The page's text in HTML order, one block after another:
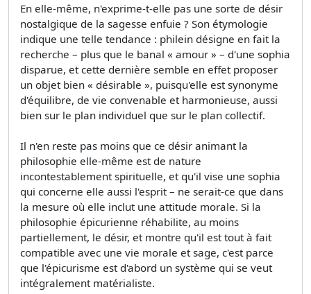
En elle-même, n'exprime-t-elle pas une sorte de désir
nostalgique de la sagesse enfuie ? Son étymologie
indique une telle tendance : philein désigne en fait la
recherche – plus que le banal « amour » – d'une sophia
disparue, et cette dernière semble en effet proposer
un objet bien « désirable », puisqu'elle est synonyme
d'équilibre, de vie convenable et harmonieuse, aussi
bien sur le plan individuel que sur le plan collectif.
Il n'en reste pas moins que ce désir animant la
philosophie elle-même est de nature
incontestablement spirituelle, et qu'il vise une sophia
qui concerne elle aussi l'esprit – ne serait-ce que dans
la mesure où elle inclut une attitude morale. Si la
philosophie épicurienne réhabilite, au moins
partiellement, le désir, et montre qu'il est tout à fait
compatible avec une vie morale et sage, c'est parce
que l'épicurisme est d'abord un système qui se veut
intégralement matérialiste.